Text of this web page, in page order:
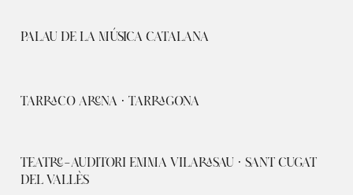
PALAU DE LA MÚSICA CATALANA
TARRACO ARENA · TARRAGONA
TEATRE-AUDITORI EMMA VILARASAU · SANT CUGAT
DEL VALLÈS